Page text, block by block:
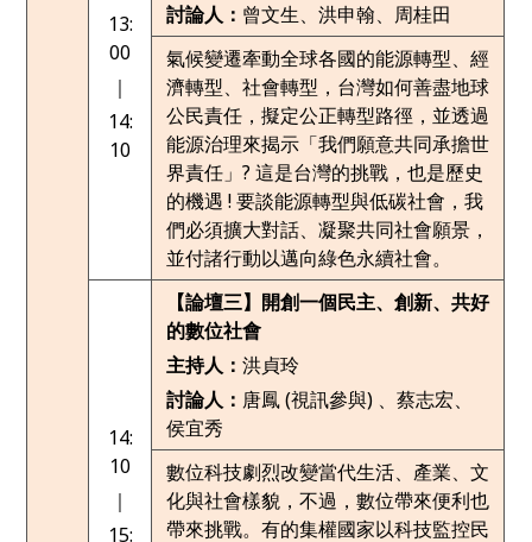
13:
00
｜
14:
10
討論人： 曾文生、洪申翰、周桂田
氣候變遷牽動全球各國的能源轉型、經
濟轉型、社會轉型，台灣如何善盡地球
公民責任，擬定公正轉型路徑，並透過
能源治理來揭示「我們願意共同承擔世
界責任」? 這是台灣的挑戰，也是歷史
的機遇 ! 要談能源轉型與低碳社會，我
們必須擴大對話、凝聚共同社會願景，
並付諸行動以邁向綠色永續社會。
14:
10
｜
15:
【論壇三】開創一個民主、創新、共好
的數位社會
主持人：洪貞玲
討論人： 唐鳳 (視訊參與) 、蔡志宏、
侯宜秀
數位科技劇烈改變當代生活、產業、文
化與社會樣貌，不過，數位帶來便利也
帶來挑戰。有的集權國家以科技監控民